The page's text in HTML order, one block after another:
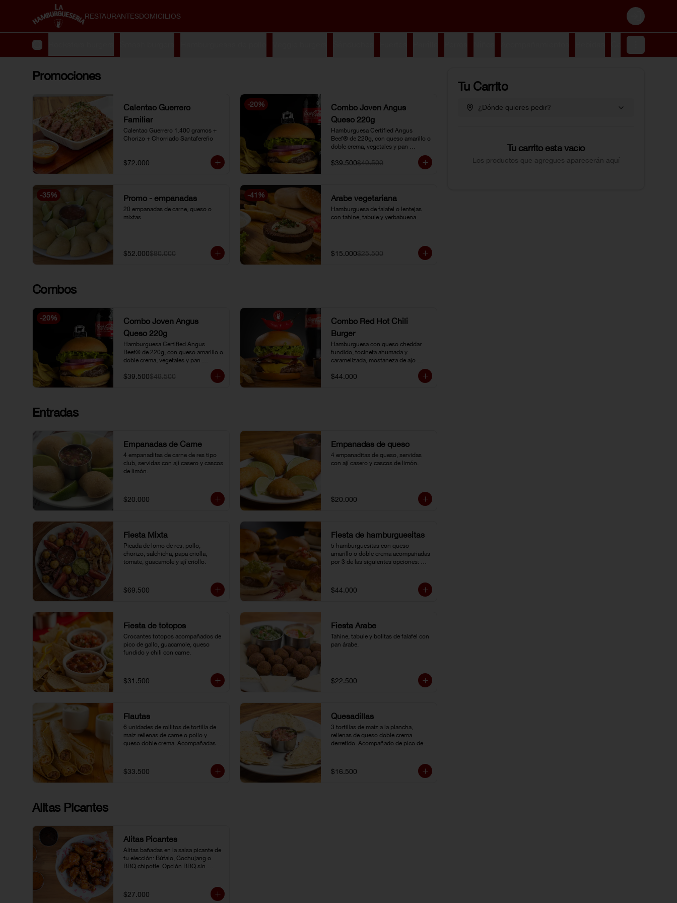
RESTAURANTESDOMICILIOS
Login
especiales
Promociones
Calentao Guerrero
Familiar
Calentao Guerrero 1.400 gramos +
Chorizo + Chorriado Santafereño
$72.000
-20%
Combo Joven Angus
Queso 220g
Hamburguesa Certified Angus
Beef® de 220g, con queso amarillo o
doble crema, vegetales y pan
brioche, acompañada de papa chip o
papa francesa y gaseosa o limonada
$39.500$49.500
-35% Promo - empanadas
20 empanadas de carne, queso o
mixtas.
$52.000$80.000
-41 % Árabe vegetariana
Hamburguesa de falafel o lentejas
con tahine, tabule y yerbabuena
$15.000$25.500
Combos
-20%
Combo Joven Angus
Queso 220g
Hamburguesa Certified Angus
Beef® de 220g, con queso amarillo o
doble crema, vegetales y pan
brioche, acompañada de papa chip o
papa francesa y gaseosa o limonada
$39.500$49.500
Combo Red Hot Chili
Burger
Hamburguesa con queso cheddar
fundido, tocineta ahumada y
caramelizada, mostaneza de ajo
brioche con topping de ají limo
peruano. Nuestro famoso chili con
$44.000
Entradas
Empanadas de Carne
4 empanaditas de carne de res tipo
club, servidas con ají casero y cascos
de limón.
$20.000
Empanadas de queso
4 empanaditas de queso, servidas
con ají casero y cascos de limón.
$20.000
Fiesta Mixta
Picada de lomo de res, pollo,
chorizo, salchicha, papa criolla,
tomate, guacamole y ají criollo.
$69.500
Fiesta de hamburguesitas
5 hamburguesitas con queso
amarillo o doble crema acompañadas
por 3 de las siguientes opciones:
criollo, pico de gallo o salsa de
pimienta negra.
$44.000
Fiesta de totopos
Crocantes totopos acompañados de
pico de gallo, guacamole, queso
fundido y chili con carne.
$31.500
Fiesta Árabe
Tahine, tabule y bolitas de falafel con
pan árabe.
$22.500
Flautas
6 unidades de rollitos de tortilla de
maíz rellenas de carne o pollo y
queso doble crema. Acompañadas
$33.500
Quesadillas
3 tortillas de maíz a la plancha,
rellenas de queso doble crema
derretido. Acompañado de pico de
$16.500
Alitas Picantes
Alitas Picantes
Alitas bañadas en la salsa picante de
tu elección: Búfalo, Gochujang o
BBQ chipotle. Opción BBQ sin
$27.000
Tu Carrito
¿Dónde quieres pedir?
Tu carrito esta vacío
Los productos que agregues aparecerán aquí